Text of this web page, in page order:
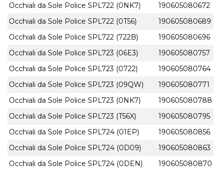
Occhiali da Sole Police SPL722 (0NK7)
190605080672
Occhiali da Sole Police SPL722 (0T56)
190605080689
Occhiali da Sole Police SPL722 (722B)
190605080696
Occhiali da Sole Police SPL723 (06E3)
190605080757
Occhiali da Sole Police SPL723 (0722)
190605080764
Occhiali da Sole Police SPL723 (09QW)
190605080771
Occhiali da Sole Police SPL723 (0NK7)
190605080788
Occhiali da Sole Police SPL723 (T56X)
190605080795
Occhiali da Sole Police SPL724 (01EP)
190605080856
Occhiali da Sole Police SPL724 (0D09)
190605080863
Occhiali da Sole Police SPL724 (0DEN)
190605080870